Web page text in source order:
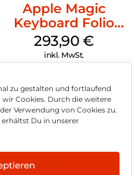
zu gestalten und fortlaufend
Cookies. Durch die weitere
Verwendung von Cookies zu.
Du in unserer
Apple Magic
Keyboard Folio
iPad 10.9″ (10.Gen.)
Weiß
293,90€
inkl. MwSt.